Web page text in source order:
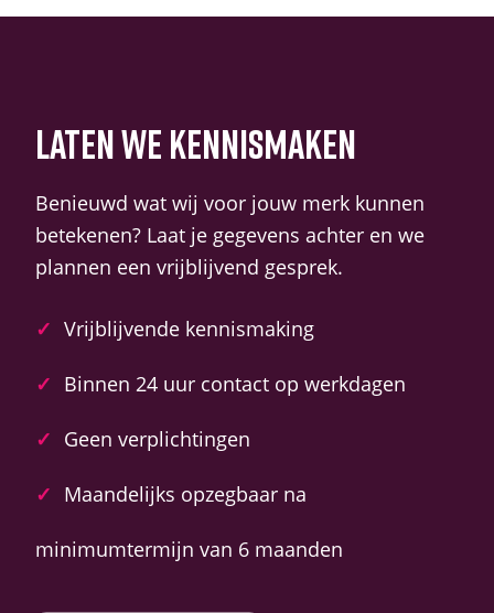
LATEN WE KENNISMAKEN
Benieuwd wat wij voor jouw merk kunnen
betekenen? Laat je gegevens achter en we
plannen een vrijblijvend gesprek.
✓ Vrijblijvende kennismaking
✓ Binnen 24 uur contact op werkdagen
✓ Geen verplichtingen
✓ Maandelijks opzegbaar na
minimumtermijn van 6 maanden